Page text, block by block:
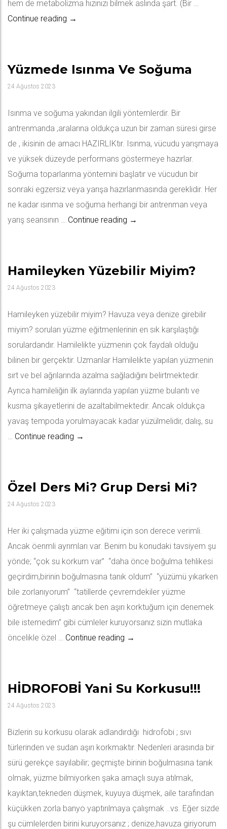
hem de metabolizma hızınızı bilmek aslında şart. (Bir …
Continue reading Yüzme Sayesinde Kaç Kalori Yakarız?
→
Yüzmede Isınma Ve Soğuma
24 Ağustos 2023
Isınma ve soğuma yakından ilgili yöntemlerdir. Bir
antrenmanda ,aralarına oldukça uzun bir zaman süresi girse
de , ikisinin de amacı HAZIRLIKtır. Isınma, vücudu yarışmaya
ve yüksek düzeyde performans göstermeye hazırlar.
Soğuma toparlanma yöntemini başlatır ve vücudun bir
sonraki egzersiz veya yarışa hazırlanmasında gereklidir. Her
ne kadar ısınma ve soğuma herhangi bir antrenman veya
yarış seansının … Continue reading Yüzmede Isınma ve
→
Hamileyken Yüzebilir Miyim?
24 Ağustos 2023
Hamileyken yüzebilir miyim? Havuza veya denize girebilir
miyim? soruları yüzme eğitmenlerinin en sık karşılaştığı
sorulardandır. Hamilelikte yüzmenin çok faydalı olduğu
bilinen bir gerçektir. Uzmanlar Hamilelikte yapılan yüzmenin
sırt ve bel ağrılarında azalma sağladığını belirtmektedir.
Ayrıca hamileliğin ilk aylarında yapılan yüzme bulantı ve
kusma şikayetlerini de azaltabilmektedir. Ancak oldukça
yavaş tempoda yorulmayacak kadar yüzülmelidir, dalış, su
… Continue reading Hamileyken Yüzebilir Miyim?
→
Özel Ders Mi? Grup Dersi Mi?
24 Ağustos 2023
Her iki çalışmada yüzme eğitimi için son derece verimli.
Ancak öenmli ayrımları var. Benim bu konudaki tavsiyem şu
yönde; “çok su korkum var” “daha önce boğulma tehlikesi
geçirdim,birinin boğulmasına tanık oldum” “yüzümü yıkarken
bile zorlanıyorum” “tatillerde çevremdekiler yüzme
öğretmeye çalıştı ancak ben aşırı korktuğum için denemek
bile istemedim” gibi cümleler kuruyorsanız sizin mutlaka
öncelikle özel … Continue reading Özel ders mi? Grup dersi mi?
→
HİDROFOBİ Yani Su Korkusu!!!
24 Ağustos 2023
Bizlerin su korkusu olarak adlandırdığı hidrofobi ; sıvı
türlerinden ve sudan aşırı korkmaktır. Nedenleri arasında bir
sürü gerekçe sayılabilir; geçmişte birinin boğulmasına tanık
olmak, yüzme bilmiyorken şaka amaçlı suya atılmak,
kayıktan,tekneden düşmek, kuyuya düşmek, aile tarafından
küçükken zorla banyo yaptırılmaya çalışmak ..vs. Eğer sizde
şu cümlelerden birini kuruyorsanız ; denize,havuza giriyorum